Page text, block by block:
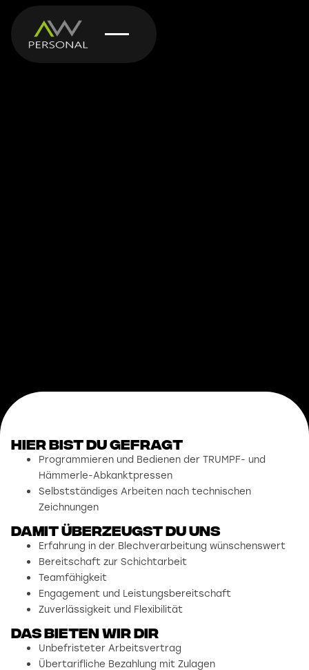
Hier bist du gefragt
Programmieren und Bedienen der TRUMPF- und
Hämmerle-Abkanktpressen
Selbstständiges Arbeiten nach technischen
Zeichnungen
damit überzeugst du uns
Erfahrung in der Blechverarbeitung wünschenswert
Bereitschaft zur Schichtarbeit
Teamfähigkeit
Engagement und Leistungsbereitschaft
Zuverlässigkeit und Flexibilität
Das bieten wir dir
Unbefristeter Arbeitsvertrag
Übertarifliche Bezahlung mit Zulagen